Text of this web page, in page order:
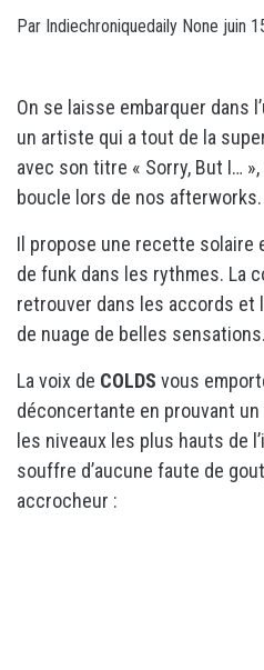
Par Indiechroniquedaily None juin
On se laisse embarquer dans
un artiste qui a tout de la
avec son titre « Sorry, But I…
boucle lors de nos afterworks.
Il propose une recette
de funk dans les rythmes. La
retrouver dans les accords et
de nuage de belles sensations.
La voix de COLDS vous
déconcertante en prouvant
les niveaux les plus hauts de
souffre d’aucune faute de
accrocheur :